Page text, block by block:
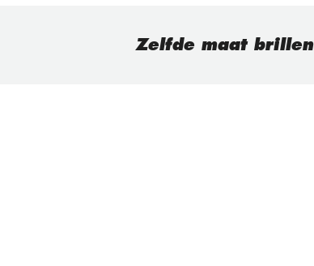
Zelfde maat brillen